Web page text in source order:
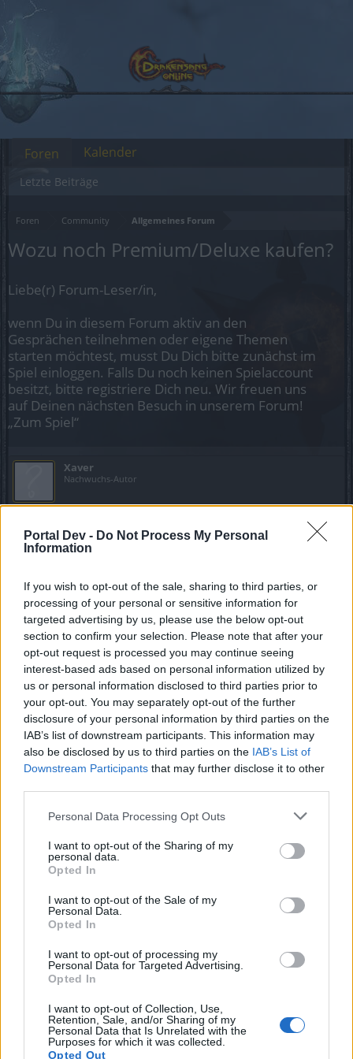
Portal Dev - Do Not Process My Personal
Information
If you wish to opt-out of the sale, sharing to third parties, or
processing of your personal or sensitive information for
targeted advertising by us, please use the below opt-out
section to confirm your selection. Please note that after your
opt-out request is processed you may continue seeing
interest-based ads based on personal information utilized by
us or personal information disclosed to third parties prior to
your opt-out. You may separately opt-out of the further
disclosure of your personal information by third parties on the
IAB’s list of downstream participants. This information may
also be disclosed by us to third parties on the IAB’s List of
Downstream Participants that may further disclose it to other
Personal Data Processing Opt Outs
I want to opt-out of the Sharing of my
personal data.
Opted In
I want to opt-out of the Sale of my
Personal Data.
Opted In
I want to opt-out of processing my
Personal Data for Targeted Advertising.
Opted In
I want to opt-out of Collection, Use,
Retention, Sale, and/or Sharing of my
Personal Data that Is Unrelated with the
Purposes for which it was collected.
Opted Out
Foren Community Allgemeines Forum
Wozu noch Premium/Deluxe kaufen?
Liebe(r) Forum-Leser/in,
wenn Du in diesem Forum aktiv an den
Gesprächen teilnehmen oder eigene Themen
starten möchtest, musst Du Dich bitte zunächst im
Spiel einloggen. Falls Du noch keinen Spielaccount
besitzt, bitte registriere Dich neu. Wir freuen uns
auf Deinen nächsten Besuch in unserem Forum!
„Zum Spiel“
Xaver
Nachwuchs-Autor
Hab mir nach längerer Zeit mal wieder Premium gegönnt,
und schwups fiel mir wieder ein warum ich so lange kein
Premium mehr hatte
Gestern und Heute ca. 6 - bis 8 Stunden auf Normal
gefarmt. Zu höheren Modi ist man ja auf meinem Level (83
mit dem Mage) nicht in der Lage, um mit vernünftigem KS
farmen zu können. Vielleicht bin ich ja auch unfähig. Das
ganze mit weißen Essenzen, höhere kann oder will ich mir
nicht leisten.
Gestern und Heute kamen dann sage und schreibe jeweils
knapp 20 Würfeldrops bei rum.
Der Anreiz für Premium liegt für mich bei der kostenlosen
Auswürfelung der Daylies und eben den Würfeln!
hätten auch 4 Seiten absolut ausgereicht. Das lächerliche
belegt. Meinereiner käme also auch locker mit 3 Inventar
Seiten klar.
Fällt jemandem etwas auf? Früher gab`s mal mehr Drops!
Mehr Würfel, mehr Equip, mehr Runen und Edelsteine.
Aber so wie das grade ist, empfinde ich das als Witz und
geradezu lächerlich
Also beantworte mir bitte jemand meine Frage: Wozu noch
in Premium/Deluxe investieren wenn ich nicht wirklich
Vorteile daraus beziehe?
Foren
Letzte Beiträge
Kalender